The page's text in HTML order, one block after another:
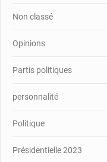
Non classé
Opinions
Partis politiques
personnalité
Politique
Présidentielle 2023